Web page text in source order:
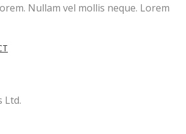
Nullam vel mollis neque. Lorem
Ltd.